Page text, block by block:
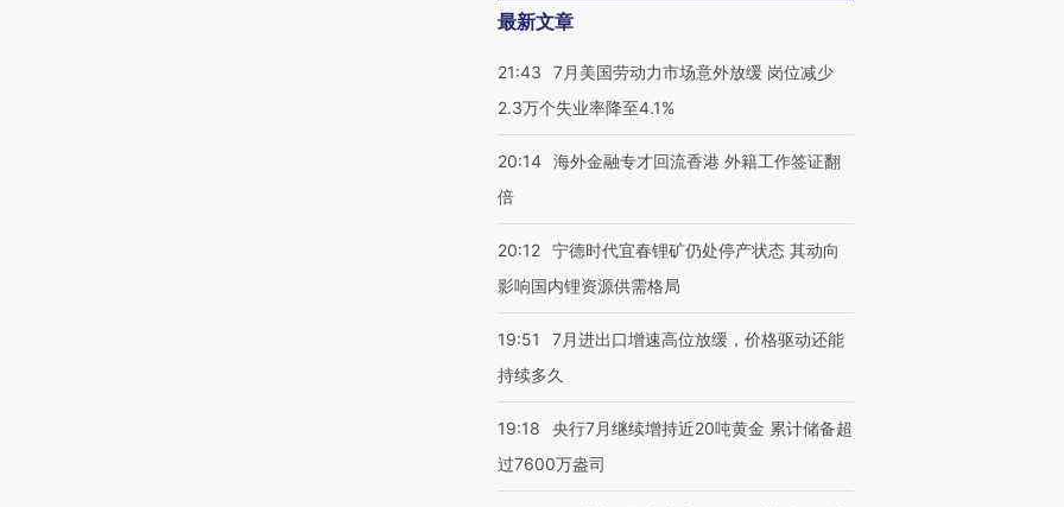
最新文章
21:43
7月美国劳动力市场意外放缓 岗位减少
2.3万个失业率降至4.1%
20:14 海外金融专才回流香港 外籍工作签证翻
倍
20:12 宁德时代宜春锂矿仍处停产状态 其动向
影响国内锂资源供需格局
19:51
7月进出口增速高位放缓，价格驱动还能
持续多久
19:18
央行7月继续增持近20吨黄金 累计储备超
过7600万盎司